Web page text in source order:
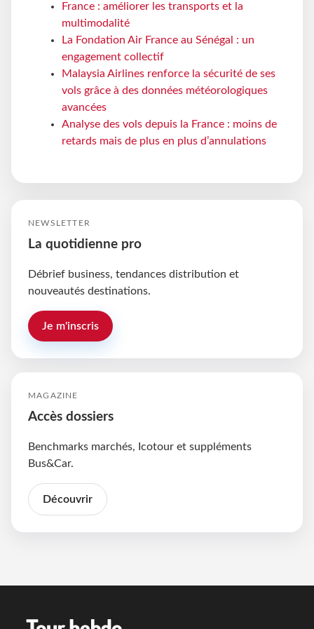
France : améliorer les transports et la
multimodalité
La Fondation Air France au Sénégal : un
engagement collectif
Malaysia Airlines renforce la sécurité de ses
vols grâce à des données météorologiques
avancées
Analyse des vols depuis la France : moins de
retards mais de plus en plus d’annulations
NEWSLETTER
La quotidienne pro
Débrief business, tendances distribution et
nouveautés destinations.
Je m'inscris
MAGAZINE
Accès dossiers
Benchmarks marchés, Icotour et suppléments
Bus&Car.
Découvrir